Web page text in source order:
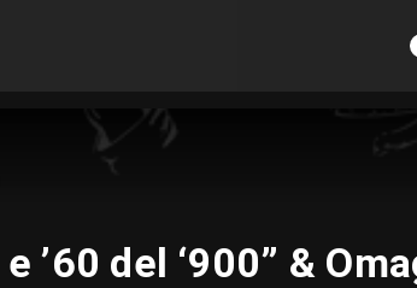
’60 del ‘900” &